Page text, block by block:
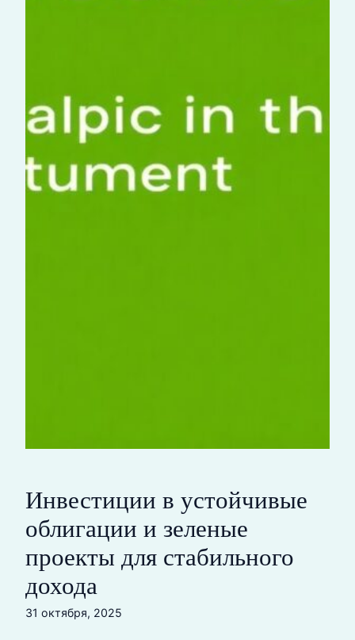
Инвестиции в устойчивые
облигации и зеленые
проекты для стабильного
дохода
31 октября, 2025